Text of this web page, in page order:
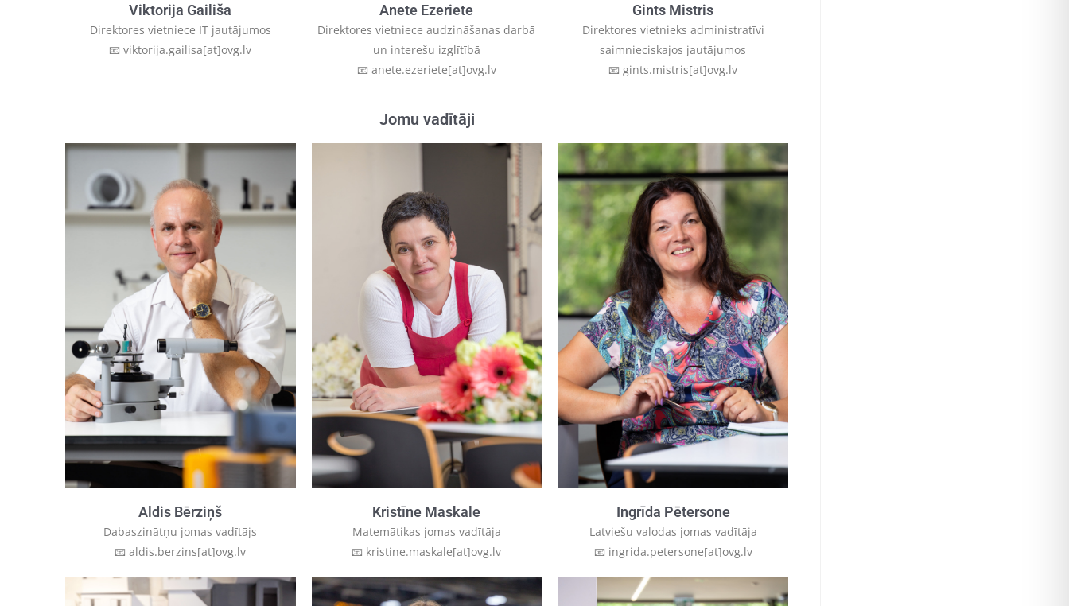
Viktorija Gailiša
Direktores vietniece IT jautājumos
📧 viktorija.gailisa[at]ovg.lv
Anete Ezeriete
Direktores vietniece audzināšanas darbā
un interešu izglītībā
📧 anete.ezeriete[at]ovg.lv
Gints Mistris
Direktores vietnieks administratīvi
saimnieciskajos jautājumos
📧 gints.mistris[at]ovg.lv
Jomu vadītāji
Aldis Bērziņš
Dabaszinātņu jomas vadītājs
📧 aldis.berzins[at]ovg.lv
Kristīne Maskale
Matemātikas jomas vadītāja
📧 kristine.maskale[at]ovg.lv
Ingrīda Pētersone
Latviešu valodas jomas vadītāja
📧 ingrida.petersone[at]ovg.lv